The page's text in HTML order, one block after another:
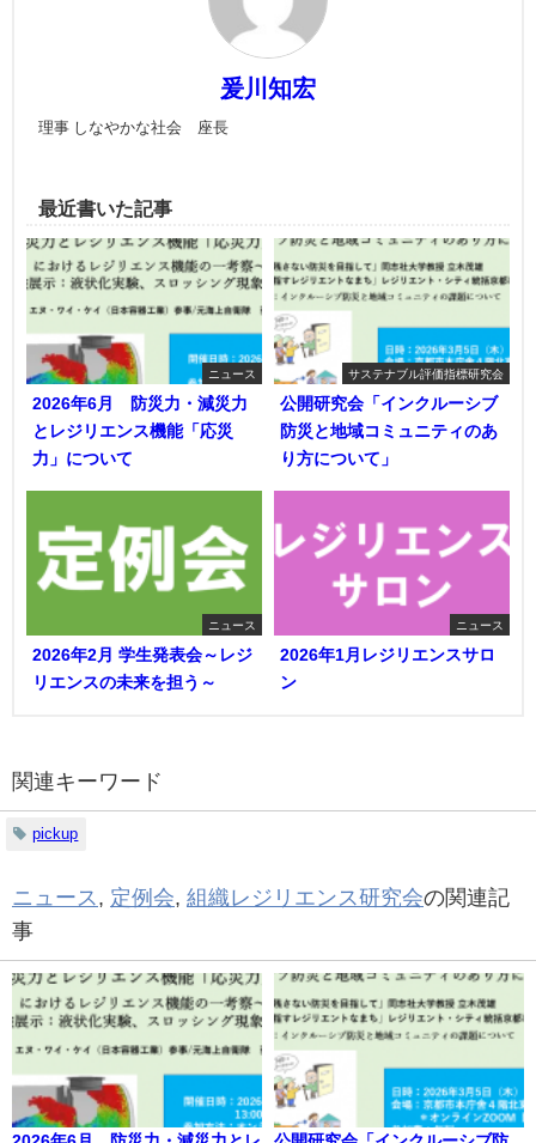
爰川知宏
理事 しなやかな社会 座長
最近書いた記事
ニュース
2026年6月 防災力・減災力
とレジリエンス機能「応災
力」について
サステナブル評価指標研究会
公開研究会「インクルーシブ
防災と地域コミュニティのあ
り方について」
ニュース
2026年2月 学生発表会～レジ
リエンスの未来を担う～
ニュース
2026年1月レジリエンスサロ
ン
関連キーワード
pickup
ニュース , 定例会, 組織レジリエンス研究会の関連記
事